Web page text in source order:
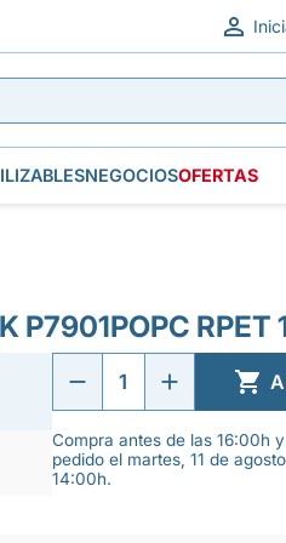

NEGOCIOSOFERTAS
P7901POPC RPET

Compra antes de las 16:00h
pedido el martes, 11 de
14:00h.